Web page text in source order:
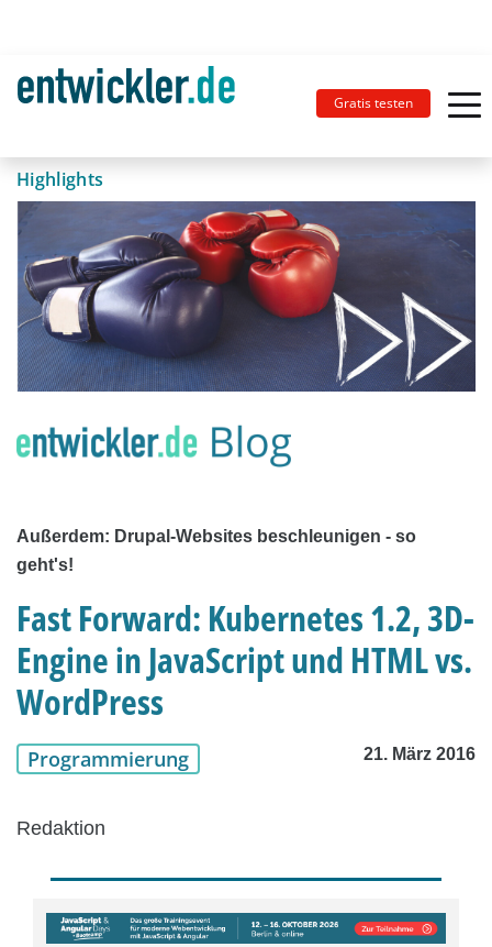
Gratis testen
Highlights
Außerdem: Drupal-Websites beschleunigen - so
geht's!
Fast Forward: Kubernetes 1.2, 3D-
Engine in JavaScript und HTML vs.
WordPress
Programmierung 21. März 2016
Redaktion